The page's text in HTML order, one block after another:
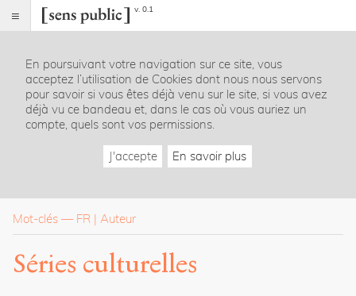
v. 0.1
Index
Rubriques
Essais
La
revue
En poursuivant votre navigation sur ce site, vous
acceptez l’utilisation de Cookies dont nous nous servons
pour savoir si vous êtes déjà venu sur le site, si vous avez
déjà vu ce bandeau et, dans le cas où vous auriez un
compte, quels sont vos permissions.
J'accepte En savoir plus
Mot-clés — FR Auteur
Séries culturelles